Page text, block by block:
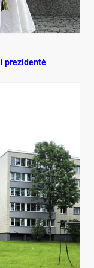
pre­zi­dentė